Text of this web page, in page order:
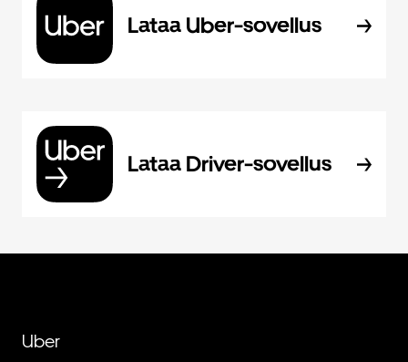
Lataa Uber-sovellus
Lataa Driver-sovellus
Uber